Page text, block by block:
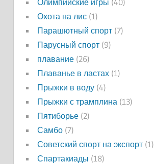
Охота на лис(1)
Парашютный спорт(7)
Парусный спорт(9)
плавание(26)
Плаванье в ластах(1)
Прыжки в воду(4)
Прыжки с трамплина (13)
Пятиборье(2)
Самбо(7)
Советский спорт на экспорт(1)
Спартакиады (18)